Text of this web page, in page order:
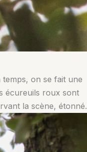
on se fait une
écureuils roux sont
la scène, étonné.